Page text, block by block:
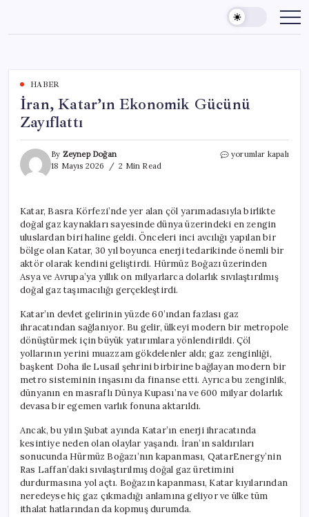
content
HABER
İran, Katar’ın Ekonomik Gücünü
Zayıflattı
By Zeynep Doğan
18 Mayıs 2026
2 Min Read
İran,
için
yorumlar kapalı
Katar, Basra Körfezi’nde yer alan çöl yarımadasıyla birlikte
doğal gaz kaynakları sayesinde dünya üzerindeki en zengin
uluslardan biri haline geldi. Önceleri inci avcılığı yapılan bir
bölge olan Katar, 30 yıl boyunca enerji tedarikinde önemli bir
aktör olarak kendini geliştirdi. Hürmüz Boğazı üzerinden
Asya ve Avrupa’ya yıllık on milyarlarca dolarlık sıvılaştırılmış
doğal gaz taşımacılığı gerçekleştirdi.
Katar’ın devlet gelirinin yüzde 60’ından fazlası gaz
ihracatından sağlanıyor. Bu gelir, ülkeyi modern bir metropole
dönüştürmek için büyük yatırımlara yönlendirildi. Çöl
yollarının yerini muazzam gökdelenler aldı; gaz zenginliği,
başkent Doha ile Lusail şehrini birbirine bağlayan modern bir
metro sisteminin inşasını da finanse etti. Ayrıca bu zenginlik,
dünyanın en masraflı Dünya Kupası’na ve 600 milyar dolarlık
devasa bir egemen varlık fonuna aktarıldı.
Ancak, bu yılın Şubat ayında Katar’ın enerji ihracatında
kesintiye neden olan olaylar yaşandı. İran’ın saldırıları
sonucunda Hürmüz Boğazı’nın kapanması, QatarEnergy’nin
Ras Laffan’daki sıvılaştırılmış doğal gaz üretimini
durdurmasına yol açtı. Boğazın kapanması, Katar kıyılarından
neredeyse hiç gaz çıkmadığı anlamına geliyor ve ülke tüm
ithalat hatlarından da kopmuş durumda.